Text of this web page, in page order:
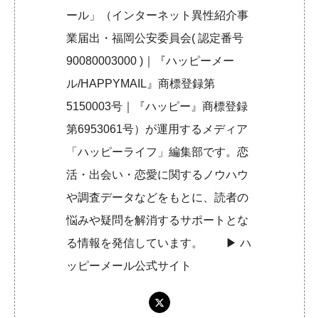
ール」（インターネット異性紹介事
業届出・福岡公安委員会( 認定番号
90080003000 )｜『ハッピーメー
ル/HAPPYMAIL』商標登録第
5150003号｜『ハッピー』商標登録
第6953061号）が運用するメディア
「ハッピーライフ」編集部です。恋
活・出会い・恋愛に関するノウハウ
や調査データなどをもとに、読者の
悩みや疑問を解消するサポートとな
る情報を発信しています。 ▶︎ハ
ッピーメール公式サイト